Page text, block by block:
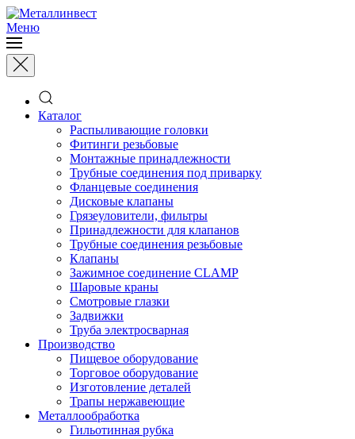
Меню
Каталог
Распыливающие головки
Фитинги резьбовые
Монтажные принадлежности
Трубные соединения под приварку
Фланцевые соединения
Дисковые клапаны
Грязеуловители, фильтры
Принадлежности для клапанов
Трубные соединения резьбовые
Клапаны
Зажимное соединение CLAMP
Шаровые краны
Смотровые глазки
Задвижки
Труба электросварная
Производство
Пищевое оборудование
Торговое оборудование
Изготовление деталей
Трапы нержавеющие
Металлообработка
Гильотинная рубка